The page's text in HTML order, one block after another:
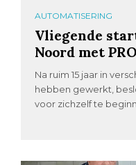
AUTOMATISERING
Vliegende
Noord met
Na ruim 15 jaar in
hebben gewerkt,
voor zichzelf te